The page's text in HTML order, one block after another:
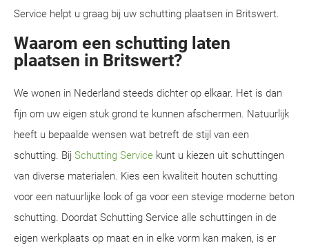
Service helpt u graag bij uw schutting plaatsen in Britswert.
Waarom een schutting laten
plaatsen in Britswert?
We wonen in Nederland steeds dichter op elkaar. Het is dan
fijn om uw eigen stuk grond te kunnen afschermen. Natuurlijk
heeft u bepaalde wensen wat betreft de stijl van een
schutting. Bij Schutting Service kunt u kiezen uit schuttingen
van diverse materialen. Kies een kwaliteit houten schutting
voor een natuurlijke look of ga voor een stevige moderne beton
schutting. Doordat Schutting Service alle schuttingen in de
eigen werkplaats op maat en in elke vorm kan maken, is er